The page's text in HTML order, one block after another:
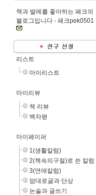
책과 발레를 좋아하는 페크의
블로그입니다 - 페크pek0501
리스트
마이리스트
마이리뷰
책 리뷰
백자평
마이페이퍼
1(생활칼럼)
2(책속의구절)로 쓴 칼럼
3(연애칼럼)
맘대로글과 단상
논술과 글쓰기